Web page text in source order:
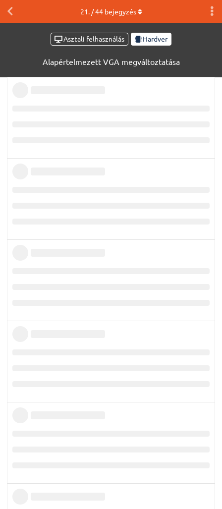
Asztali felhasználás Hardver
Alapértelmezett VGA megváltoztatása
21. /44bejegyzés